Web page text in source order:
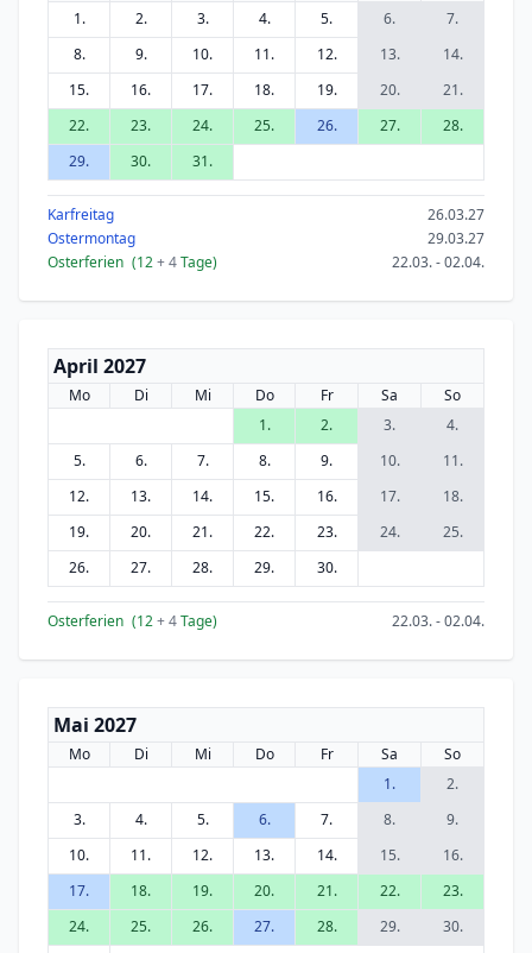
1.
2. 3. 4. 5. 6.
7.
8.
9. 10. 11. 12. 13.
14.
15.
16. 17. 18. 19. 20.
21.
22.
23. 24. 25. 26. 27.
28.
29.
30. 31.
Karfreitag
26.03.27
Ostermontag
29.03.27
Osterferien (12+ 4Tage) 22.03. - 02.04.
April 2027
Mo Di Mi Do Fr Sa
So
1.
2. 3.
4.
5.
6. 7. 8. 9. 10.
11.
12.
13. 14. 15. 16. 17.
18.
19.
20. 21. 22. 23. 24.
25.
26.
27. 28. 29. 30.
Osterferien (12+ 4Tage) 22.03. - 02.04.
Mai 2027
Mo Di Mi Do Fr Sa
So
1.
2.
3.
4. 5. 6. 7. 8.
9.
10.
11. 12. 13. 14. 15.
16.
17.
18. 19. 20. 21. 22.
23.
24.
25. 26. 27. 28. 29.
30.